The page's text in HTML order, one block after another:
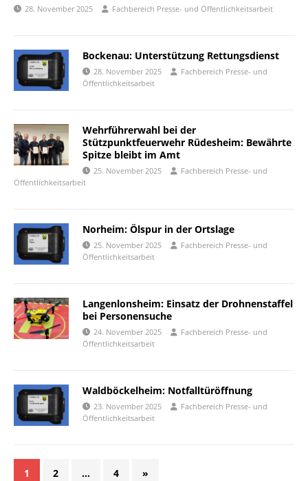
28. November 2025 Fachbereich Presse- und Öffentlichkeitsarbeit
Bockenau: Unterstützung Rettungsdienst
28. November 2025
Fachbereich Presse- und
Öffentlichkeitsarbeit
Wehrführerwahl bei der
Stützpunktfeuerwehr Rüdesheim: Bewährte
Spitze bleibt im Amt
25. November 2025
Fachbereich Presse- und
Öffentlichkeitsarbeit
Norheim: Ölspur in der Ortslage
25. November 2025
Fachbereich Presse- und
Öffentlichkeitsarbeit
Langenlonsheim: Einsatz der Drohnenstaffel
bei Personensuche
24. November 2025
Fachbereich Presse- und
Öffentlichkeitsarbeit
Waldböckelheim: Notfalltüröffnung
23. November 2025
Fachbereich Presse- und
Öffentlichkeitsarbeit
1 2 … 4 »